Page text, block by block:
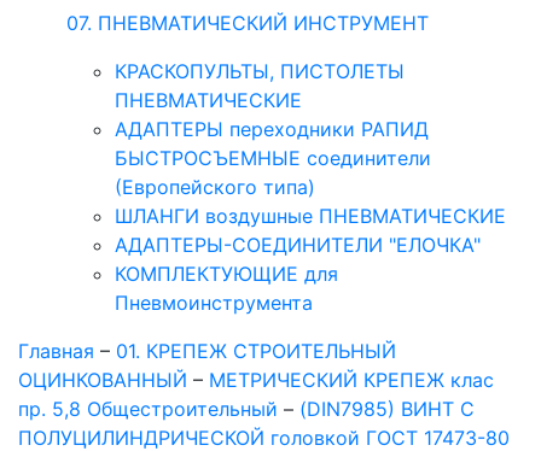
07. ПНЕВМАТИЧЕСКИЙ ИНСТРУМЕНТ
КРАСКОПУЛЬТЫ, ПИСТОЛЕТЫ
ПНЕВМАТИЧЕСКИЕ
АДАПТЕРЫ переходники РАПИД
БЫСТРОСЪЕМНЫЕ соединители
(Европейского типа)
ШЛАНГИ воздушные ПНЕВМАТИЧЕСКИЕ
АДАПТЕРЫ-СОЕДИНИТЕЛИ "ЕЛОЧКА"
КОМПЛЕКТУЮЩИЕ для
Пневмоинструмента
Главная – 01. КРЕПЕЖ СТРОИТЕЛЬНЫЙ
ОЦИНКОВАННЫЙ – МЕТРИЧЕСКИЙ КРЕПЕЖ клас
пр. 5,8 Общестроительный – (DIN7985) ВИНТ С
ПОЛУЦИЛИНДРИЧЕСКОЙ головкой ГОСТ 17473-80